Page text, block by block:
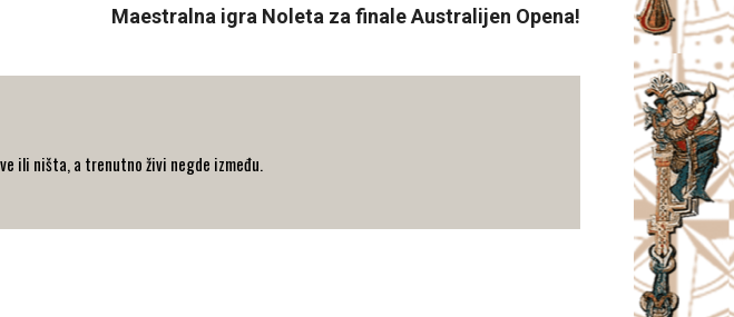
Maestralna igra Noleta za finale Australijen Opena!
ili ništa, a trenutno živi negde između.